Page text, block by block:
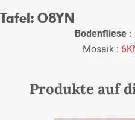
Tafel: O8YN
Bodenfliese :
Mosaik :
Produkte auf